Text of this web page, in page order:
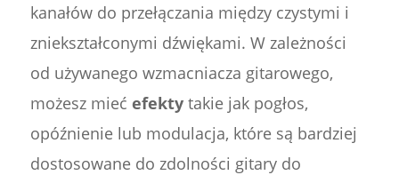
kanałów do przełączania między czystymi i
zniekształconymi dźwiękami. W zależności
od używanego wzmacniacza gitarowego,
możesz mieć efektytakie jak pogłos,
opóźnienie lub modulacja, które są bardziej
dostosowane do zdolności gitary do